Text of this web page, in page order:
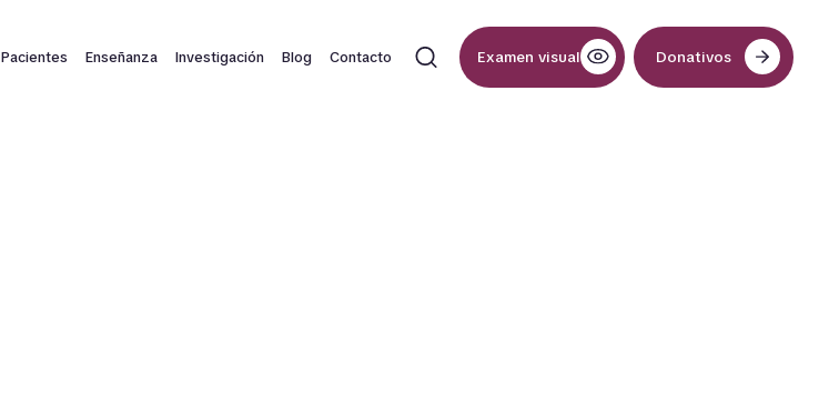
Pacientes Enseñanza Investigación Blog Contacto Examen visual Donativos